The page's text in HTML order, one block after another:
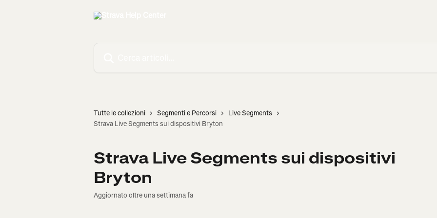
Tutte le collezioni Segmenti e Percorsi
Live Segments
Strava Live Segments sui dispositivi Bryton
Strava Live Segments sui dispositivi
Bryton
Aggiornato oltre una settimana fa